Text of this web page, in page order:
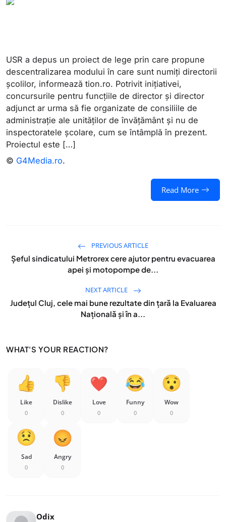
USR a depus un proiect de lege prin care propune
descentralizarea modului în care sunt numiți directorii
școlilor, informează tion.ro. Potrivit inițiativei,
concursurile pentru funcțiile de director și director
adjunct ar urma să fie organizate de consiliile de
administrație ale unităților de învățământ și nu de
inspectoratele școlare, cum se întâmplă în prezent.
Proiectul este […]
© G4Media.ro.
Read More
PREVIOUS ARTICLE
Șeful sindicatului Metrorex cere ajutor pentru evacuarea
apei și motopompe de...
NEXT ARTICLE
Județul Cluj, cele mai bune rezultate din țară la Evaluarea
Națională și în a...
WHAT'S YOUR REACTION?
Like
0
Dislike
0
Love
0
Funny
0
Wow
0
Sad
0
Angry
0
Odix